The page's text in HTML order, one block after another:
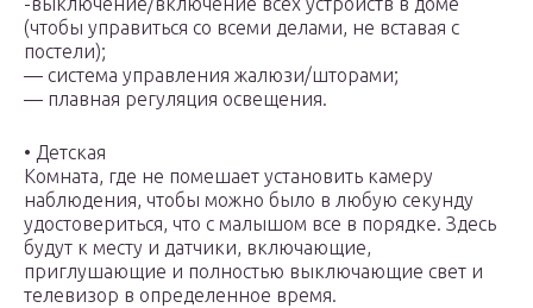
(чтобы управиться со всеми делами, не вставая с
постели);
— система управления жалюзи/шторами;
— плавная регуляция освещения.
• Детская
Комната, где не помешает установить камеру
наблюдения, чтобы можно было в любую секунду
удостовериться, что с малышом все в порядке. Здесь
будут к месту и датчики, включающие,
приглушающие и полностью выключающие свет и
телевизор в определенное время.